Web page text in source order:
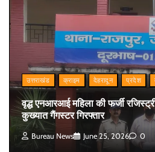
उत्तराखंड क्राइम देहरादून प्रदेश
वृद्ध एनआरआई महिला की फर्जी
कुख्यात गैंगस्टर गिरफ्तार
Bureau News June 25, 2026 0